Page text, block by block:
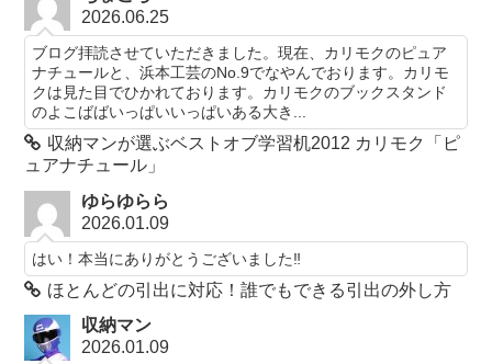
2026.06.25
ブログ拝読させていただきました。現在、カリモクのピュア
ナチュールと、浜本工芸のNo.9でなやんでおります。カリモ
クは見た目でひかれております。カリモクのブックスタンド
のよこばばいっぱいいっぱいある大き...
収納マンが選ぶベストオブ学習机2012 カリモク「ピ
ュアナチュール」
ゆらゆらら
2026.01.09
はい！本当にありがとうございました‼️
ほとんどの引出に対応！誰でもできる引出の外し方
収納マン
2026.01.09